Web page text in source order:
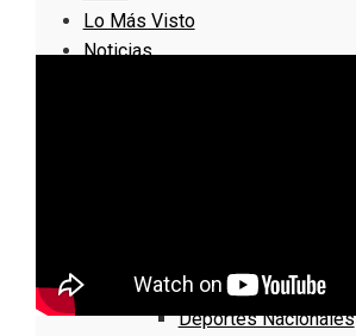
Lo Más Visto
Noticias
Deportes Locales
Deportes Nacionales